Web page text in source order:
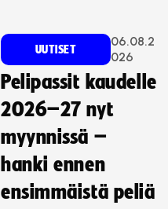
UUTISET
06.08.2
026
Pelipassit kaudelle
2026–27 nyt
myynnissä –
hanki ennen
ensimmäistä peliä